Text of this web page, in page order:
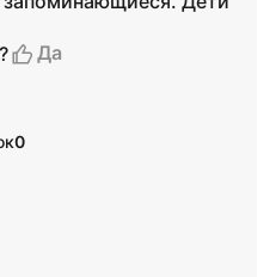
Да
0